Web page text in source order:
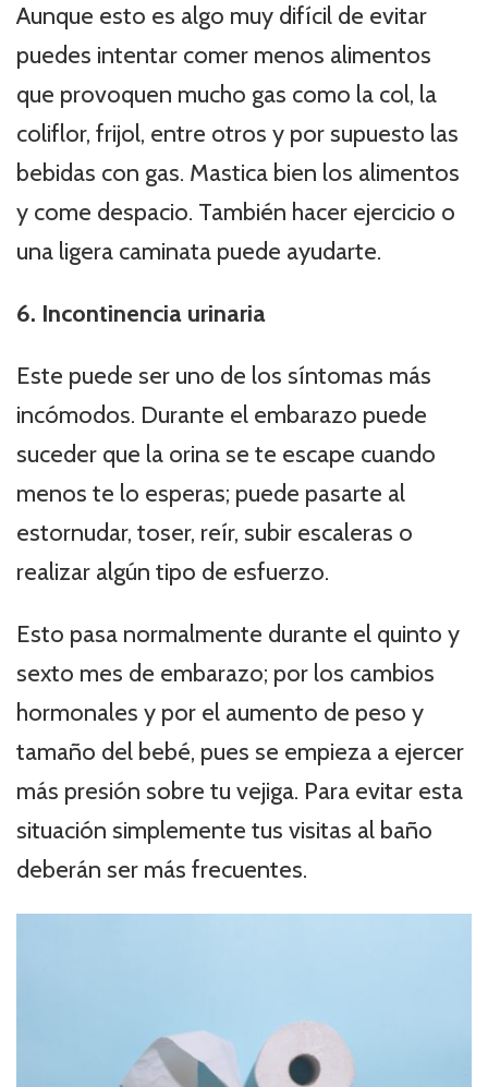
Aunque esto es algo muy difícil de evitar
puedes intentar comer menos alimentos
que provoquen mucho gas como la col, la
coliflor, frijol, entre otros y por supuesto las
bebidas con gas. Mastica bien los alimentos
y come despacio. También hacer ejercicio o
una ligera caminata puede ayudarte.
6. Incontinencia urinaria
Este puede ser uno de los síntomas más
incómodos. Durante el embarazo puede
suceder que la orina se te escape cuando
menos te lo esperas; puede pasarte al
estornudar, toser, reír, subir escaleras o
realizar algún tipo de esfuerzo.
Esto pasa normalmente durante el quinto y
sexto mes de embarazo; por los cambios
hormonales y por el aumento de peso y
tamaño del bebé, pues se empieza a ejercer
más presión sobre tu vejiga. Para evitar esta
situación simplemente tus visitas al baño
deberán ser más frecuentes.